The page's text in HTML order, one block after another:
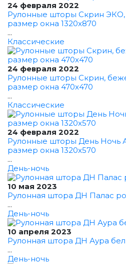
24 февраля 2022
Рулонные шторы Скрин ЭКО,
размер окна 1320x870
...
Классические
24 февраля 2022
Рулонные шторы Скрин,
размер окна 470x470
...
Классические
24 февраля 2022
Рулонные шторы День Ночь
размер окна 1320x570
...
День-ночь
10 мая 2023
Рулонная штора ДН Палас
...
День-ночь
10 апреля 2023
Рулонная штора ДН Аура
...
День-ночь